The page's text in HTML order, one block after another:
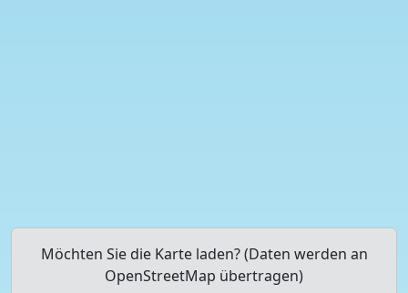
Möchten Sie die Karte laden? (Daten werden an
OpenStreetMap übertragen)